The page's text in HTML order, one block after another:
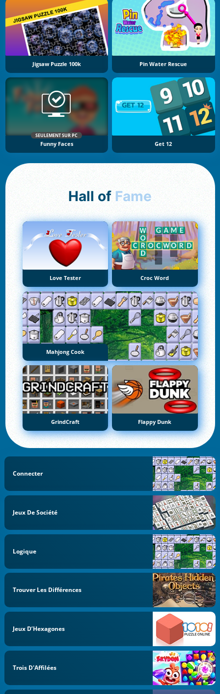
Jigsaw Puzzle 100k Pin Water Rescue
SEULEMENT SUR PC
Funny Faces Get 12
Hall of Fame
Love Tester Croc Word
Mahjong Cook
GrindCraft Flappy Dunk
Connecter
Jeux De Société
Logique
Trouver Les Différences
Jeux D’Hexagones
Trois D'Affilées